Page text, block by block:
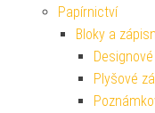
Papírnictví
Bloky a
Plyšové